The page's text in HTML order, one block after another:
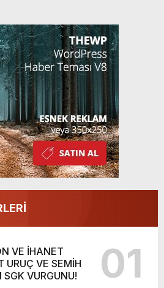
VE İHANET
URUÇ VE SEMİH
SGK VURGUNU!
01